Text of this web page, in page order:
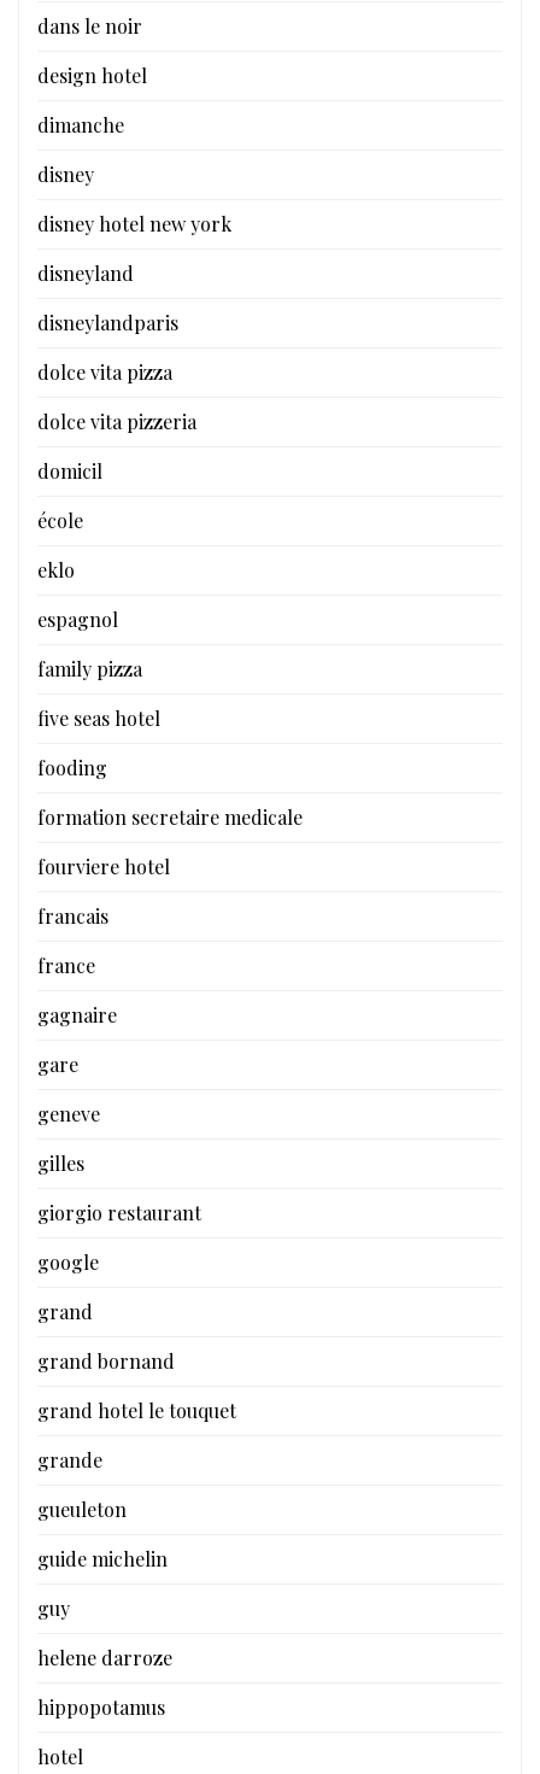
dans le noir
design hotel
dimanche
disney
disney hotel new york
disneyland
disneylandparis
dolce vita pizza
dolce vita pizzeria
domicil
école
eklo
espagnol
family pizza
five seas hotel
fooding
formation secretaire medicale
fourviere hotel
francais
france
gagnaire
gare
geneve
gilles
giorgio restaurant
google
grand
grand bornand
grand hotel le touquet
grande
gueuleton
guide michelin
guy
helene darroze
hippopotamus
hotel